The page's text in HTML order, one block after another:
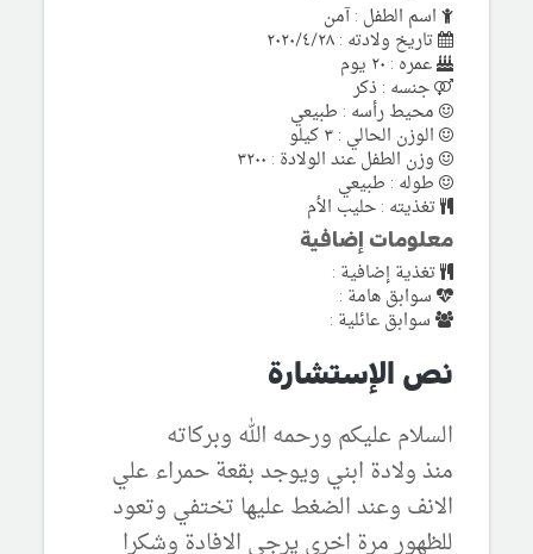
اسم الطفل : آمن
تاريخ ولادته : ٢٠٢٠/٤/٢٨
عمره : ٢٠ يوم
جنسه : ذكر
محيط رأسه : طبيعي
الوزن الحالي : ٣ كيلو
وزن الطفل عند الولادة : ٣٢٠٠
طوله : طبيعي
تغذيته : حليب الأم
معلومات إضافية
تغذية إضافية :
سوابق هامة :
سوابق عائلية :
نص الإستشارة
السلام عليكم ورحمه الله وبركاته
منذ ولادة ابني ويوجد بقعة حمراء علي
الانف وعند الضغط عليها تختفي وتعود
للظهور مرة اخرى يرجي الافادة وشكرا